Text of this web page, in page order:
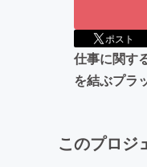
ポスト
仕事に関す
を結ぶプラ
このプロジ